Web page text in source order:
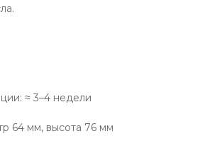
≈ 3–4 недели
64 мм, высота 76 мм